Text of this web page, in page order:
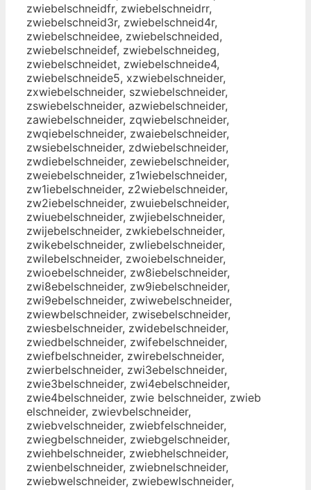
zwiebelschneidfr, zwiebelschneidrr,
zwiebelschneid3r, zwiebelschneid4r,
zwiebelschneidee, zwiebelschneided,
zwiebelschneidef, zwiebelschneideg,
zwiebelschneidet, zwiebelschneide4,
zwiebelschneide5, xzwiebelschneider,
zxwiebelschneider, szwiebelschneider,
zswiebelschneider, azwiebelschneider,
zawiebelschneider, zqwiebelschneider,
zwqiebelschneider, zwaiebelschneider,
zwsiebelschneider, zdwiebelschneider,
zwdiebelschneider, zewiebelschneider,
zweiebelschneider, z1wiebelschneider,
zw1iebelschneider, z2wiebelschneider,
zw2iebelschneider, zwuiebelschneider,
zwiuebelschneider, zwjiebelschneider,
zwijebelschneider, zwkiebelschneider,
zwikebelschneider, zwliebelschneider,
zwilebelschneider, zwoiebelschneider,
zwioebelschneider, zw8iebelschneider,
zwi8ebelschneider, zw9iebelschneider,
zwi9ebelschneider, zwiwebelschneider,
zwiewbelschneider, zwisebelschneider,
zwiesbelschneider, zwidebelschneider,
zwiedbelschneider, zwifebelschneider,
zwiefbelschneider, zwirebelschneider,
zwierbelschneider, zwi3ebelschneider,
zwie3belschneider, zwi4ebelschneider,
zwie4belschneider, zwie belschneider, zwieb
elschneider, zwievbelschneider,
zwiebvelschneider, zwiebfelschneider,
zwiegbelschneider, zwiebgelschneider,
zwiehbelschneider, zwiebhelschneider,
zwienbelschneider, zwiebnelschneider,
zwiebwelschneider, zwiebewlschneider,